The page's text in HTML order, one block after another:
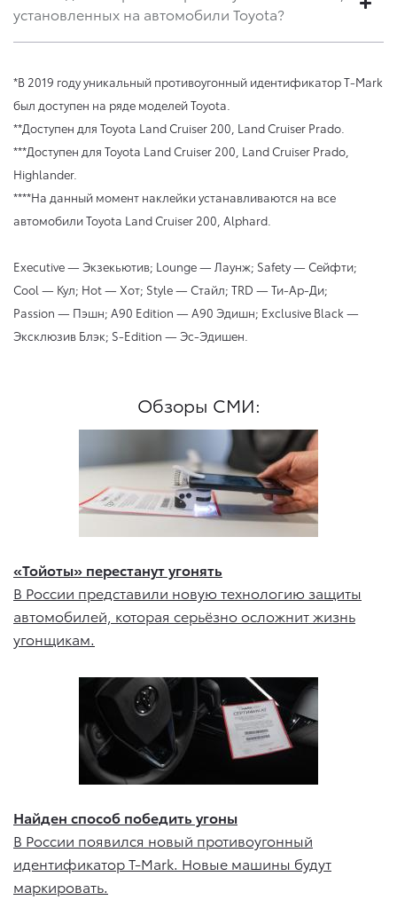
установленных на автомобили Toyota?
*В 2019 году уникальный противоугонный идентификатор T-Mark
был доступен на ряде моделей Toyota.
**Доступен для Toyota Land Cruiser 200, Land Cruiser Prado.
***Доступен для Toyota Land Cruiser 200, Land Cruiser Prado,
Highlander.
****На данный момент наклейки устанавливаются на все
автомобили Toyota Land Cruiser 200, Alphard.
Executive — Экзекьютив; Lounge — Лаунж; Safety — Сейфти;
Cool — Кул; Hot — Хот; Style — Стайл; TRD — Ти-Ар-Ди;
Passion — Пэшн; A90 Edition — A90 Эдишн; Exclusive Black —
Эксклюзив Блэк; S-Edition — Эс-Эдишен.
Обзоры СМИ:
«Тойоты» перестанут угонять
В России представили новую технологию защиты
автомобилей, которая серьёзно осложнит жизнь
угонщикам.
Найден способ победить угоны
В России появился новый противоугонный
идентификатор T-Mark. Новые машины будут
маркировать.